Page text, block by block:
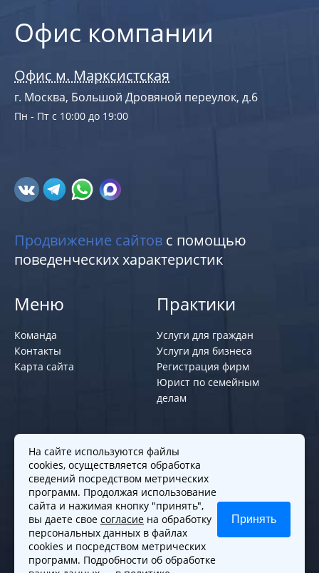
Офис компании
Офис м. Марксистская
г. Москва, Большой Дровяной переулок, д.6
Пн - Пт с 10:00 до 19:00
Продвижение сайтов с помощью
поведенческих характеристик
Меню
Команда
Контакты
Карта сайта
Практики
Услуги для граждан
Услуги для бизнеса
Регистрация фирм
Юрист по семейным
делам
Политики и правила
Политика обработки персональных
данных
Согласие на обработку cookies
Согласие на обработку персональных
данных
На сайте используются файлы
cookies, осуществляется обработка
сведений посредством метрических
программ. Продолжая использование
сайта и нажимая кнопку "принять",
вы даете свое согласие на обработку
персональных данных в файлах
cookies и посредством метрических
программ. Подробности об обработке
Принять